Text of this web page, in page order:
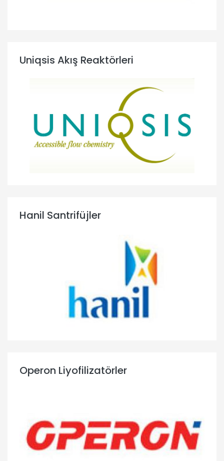
Uniqsis Akış Reaktörleri
Hanil Santrifüjler
Operon Liyofilizatörler